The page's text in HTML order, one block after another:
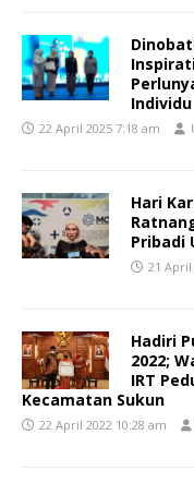
Individu
22 April 2025 7:18 am
Hari
Pribadi
21 April
Hadiri
2022;
IRT
Kecamatan Sukun
22 April 2022 10:28 am